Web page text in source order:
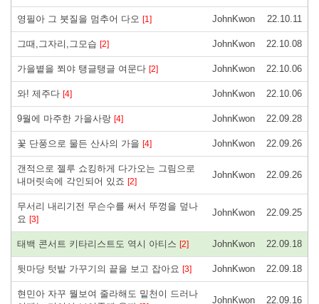
영필아 그 붓질을 멈추어 다오 [1] JohnKwon 22.10.11
그때,그자리,그모습 [2] JohnKwon 22.10.08
가을볕을 쬐야 탱글탱글 여문다 [2] JohnKwon 22.10.06
와! 제주다 [4] JohnKwon 22.10.06
9월에 마주한 가을사랑 [4] JohnKwon 22.09.28
꽃 단풍으로 물든 산사의 가을 [4] JohnKwon 22.09.26
갠적으로 젤루 쇼킹하게 다가오는 그림으로
내머릿속에 각인되어 있죠 [2]
JohnKwon 22.09.26
무서리 내리기전 무슨수를 써서 뚜껑을 덮나
요 [3]
JohnKwon 22.09.25
태백 콘서트 키타리스트도 역시 아티스 [2] JohnKwon 22.09.18
뒷마당 텃밭 가꾸기의 끝을 보고 잡아요 [3] JohnKwon 22.09.18
현민아 자꾸 뭘보여 줄라해도 밑천이 드러나
JohnKwon 22.09.16